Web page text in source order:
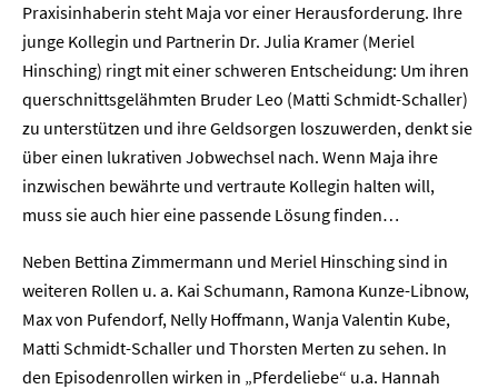
Praxisinhaberin steht Maja vor einer Herausforderung. Ihre
junge Kollegin und Partnerin Dr. Julia Kramer (Meriel
Hinsching) ringt mit einer schweren Entscheidung: Um ihren
querschnittsgelähmten Bruder Leo (Matti Schmidt-Schaller)
zu unterstützen und ihre Geldsorgen loszuwerden, denkt sie
über einen lukrativen Jobwechsel nach. Wenn Maja ihre
inzwischen bewährte und vertraute Kollegin halten will,
muss sie auch hier eine passende Lösung finden…
Neben Bettina Zimmermann und Meriel Hinsching sind in
weiteren Rollen u. a. Kai Schumann, Ramona Kunze-Libnow,
Max von Pufendorf, Nelly Hoffmann, Wanja Valentin Kube,
Matti Schmidt-Schaller und Thorsten Merten zu sehen. In
den Episodenrollen wirken in „Pferdeliebe“ u.a. Hannah
Presse
Karriere
Kontakt
Newsletter Datenschutz Impressum